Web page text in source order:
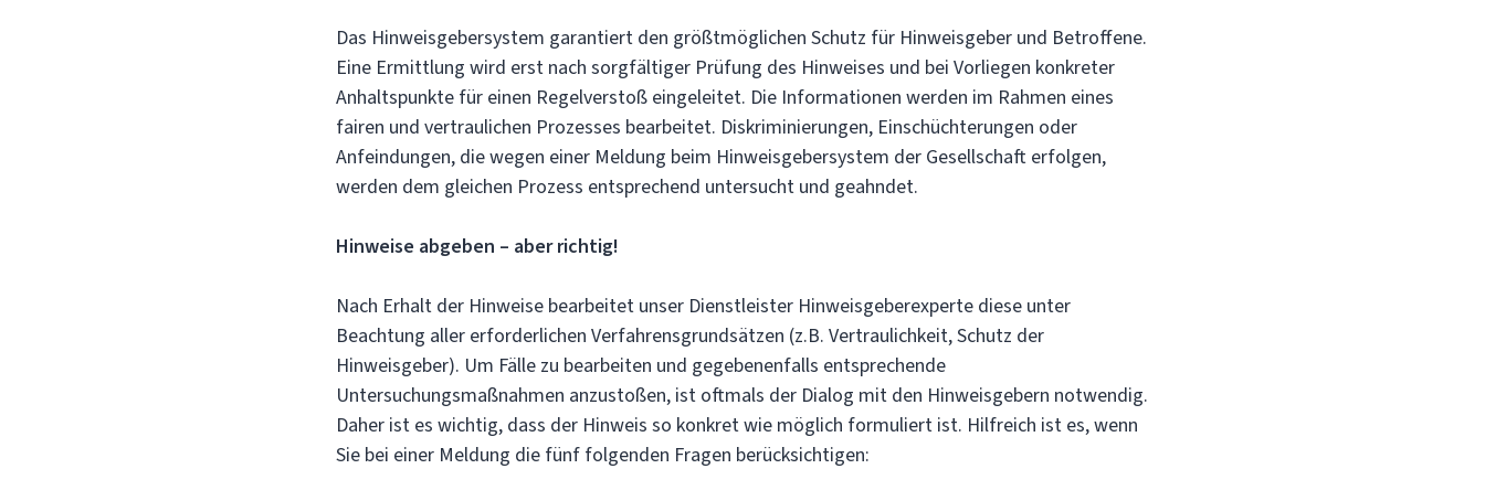
Das Hinweisgebersystem garantiert den größtmöglichen Schutz für Hinweisgeber und Betroffene.
Eine Ermittlung wird erst nach sorgfältiger Prüfung des Hinweises und bei Vorliegen konkreter
Anhaltspunkte für einen Regelverstoß eingeleitet. Die Informationen werden im Rahmen eines
fairen und vertraulichen Prozesses bearbeitet. Diskriminierungen, Einschüchterungen oder
Anfeindungen, die wegen einer Meldung beim Hinweisgebersystem der Gesellschaft erfolgen,
werden dem gleichen Prozess entsprechend untersucht und geahndet.
Hinweise abgeben – aber richtig!
Nach Erhalt der Hinweise bearbeitet unser Dienstleister Hinweisgeberexperte diese unter
Beachtung aller erforderlichen Verfahrensgrundsätzen (z.B. Vertraulichkeit, Schutz der
Hinweisgeber). Um Fälle zu bearbeiten und gegebenenfalls entsprechende
Untersuchungsmaßnahmen anzustoßen, ist oftmals der Dialog mit den Hinweisgebern notwendig.
Daher ist es wichtig, dass der Hinweis so konkret wie möglich formuliert ist. Hilfreich ist es, wenn
Sie bei einer Meldung die fünf folgenden Fragen berücksichtigen: